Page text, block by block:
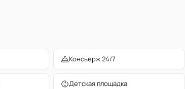
Консьерж 24/7
Детская площадка